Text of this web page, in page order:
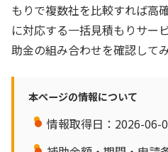
もりで複数社を比較すれば高
に対応する一括見積もりサー
助金の組み合わせを確認して
本ページの情報について
情報取得日：2026-06-